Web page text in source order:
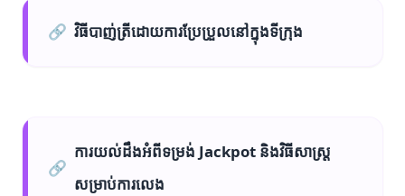
🔗 វិធីបាញ់ត្រីដោយការប្រែប្រួលនៅក្នុងទីក្រុង
🔗
ការយល់ដឹងអំពីទម្រង់ Jackpot និងវិធីសាស្ត្រ​
សម្រាប់ការលេង